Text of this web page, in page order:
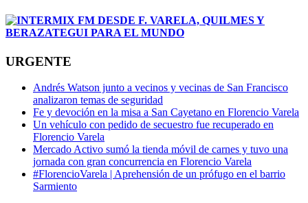
URGENTE
Andrés Watson junto a vecinos y vecinas de San Francisco
analizaron temas de seguridad
Fe y devoción en la misa a San Cayetano en Florencio Varela
Un vehículo con pedido de secuestro fue recuperado en
Florencio Varela
Mercado Activo sumó la tienda móvil de carnes y tuvo una
jornada con gran concurrencia en Florencio Varela
#FlorencioVarela | Aprehensión de un prófugo en el barrio
Sarmiento